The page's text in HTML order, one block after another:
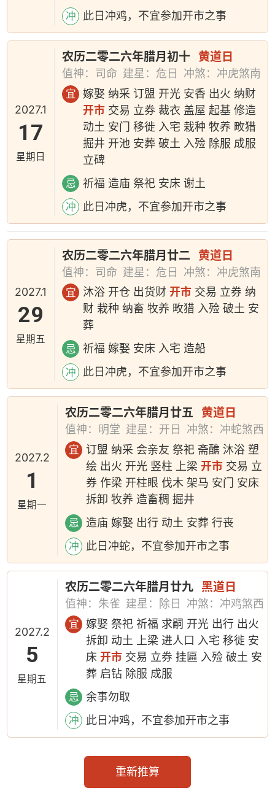
冲 此日冲鸡，不宜参加开市之事
2027.1
17
星期日
农历二零二六年腊月初十 黄道日
值神：司命 建星：危日 冲煞：冲虎煞南
宜
嫁娶 纳采 订盟 开光 安香 出火 纳财
开市 交易 立券 裁衣 盖屋 起基 修造
动土 安门 移徙 入宅 栽种 牧养 畋猎
掘井 开池 安葬 破土 入殓 除服 成服
立碑
忌 祈福 造庙 祭祀 安床 谢土
冲 此日冲虎，不宜参加开市之事
2027.1
29
星期五
农历二零二六年腊月廿二 黄道日
值神：司命 建星：危日 冲煞：冲虎煞南
宜 沐浴 开仓 出货财开市 交易 立券 纳
财 栽种 纳畜 牧养 畋猎 入殓 破土 安
葬
忌 祈福 嫁娶 安床 入宅 造船
冲 此日冲虎，不宜参加开市之事
2027.2
1
星期一
农历二零二六年腊月廿五 黄道日
值神：明堂 建星：开日 冲煞：冲蛇煞西
宜
订盟 纳采 会亲友 祭祀 斋醮 沐浴 塑
绘 出火 开光 竖柱 上梁开市 交易 立
券 作梁 开柱眼 伐木 架马 安门 安床
拆卸 牧养 造畜稠 掘井
忌 造庙 嫁娶 出行 动土 安葬 行丧
冲 此日冲蛇，不宜参加开市之事
2027.2
5
星期五
农历二零二六年腊月廿九 黑道日
值神：朱雀 建星：除日 冲煞：冲鸡煞西
宜
嫁娶 祭祀 祈福 求嗣 开光 出行 出火
拆卸 动土 上梁 进人口 入宅 移徙 安
床开市 交易 立券 挂匾 入殓 破土 安
葬 启钻 除服 成服
忌 余事勿取
冲 此日冲鸡，不宜参加开市之事
重新推算